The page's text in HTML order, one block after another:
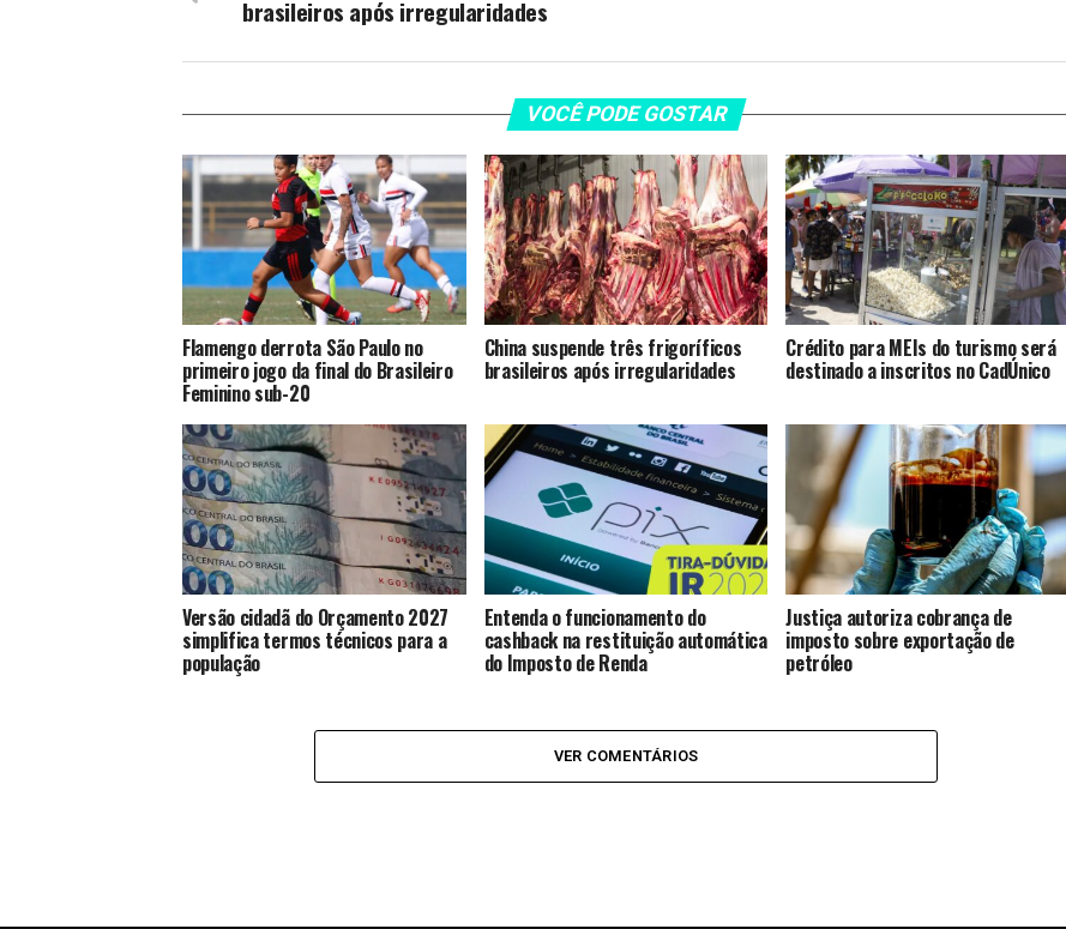
brasileiros após irregularidades
VOCÊ PODE GOSTAR
Flamengo derrota São Paulo no
primeiro jogo da final do Brasileiro
Feminino sub-20
China suspende três frigoríficos
brasileiros após irregularidades
Crédito para MEIs do turismo será
destinado a inscritos no CadÚnico
Versão cidadã do Orçamento 2027
simplifica termos técnicos para a
população
Entenda o funcionamento do
cashback na restituição automática
do Imposto de Renda
Justiça autoriza cobrança de
imposto sobre exportação de
petróleo
VER COMENTÁRIOS